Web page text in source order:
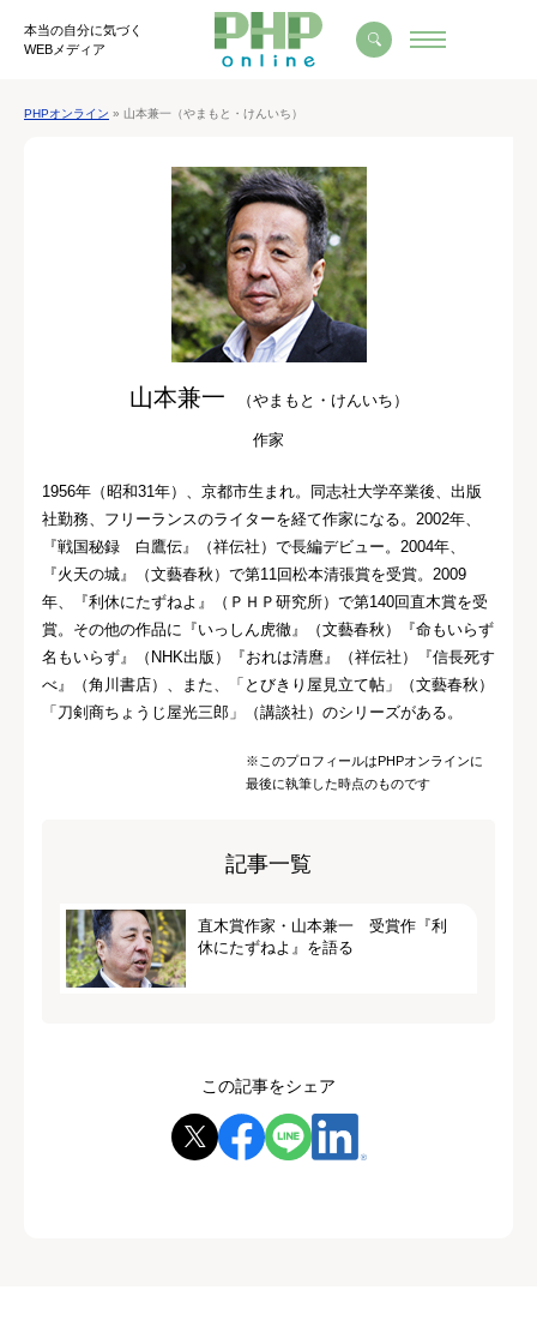
本当の自分に気づく
WEBメディア
PHPオンライン » 山本兼一（やまもと・けんいち）
山本兼一 （やまもと・けんいち）
作家
1956年（昭和31年）、京都市生まれ。同志社大学卒業後、出版
社勤務、フリーランスのライターを経て作家になる。2002年、
『戦国秘録 白鷹伝』（祥伝社）で長編デビュー。2004年、
『火天の城』（文藝春秋）で第11回松本清張賞を受賞。2009
年、『利休にたずねよ』（ＰＨＰ研究所）で第140回直木賞を受
賞。その他の作品に『いっしん虎徹』（文藝春秋）『命もいらず
名もいらず』（NHK出版）『おれは清麿』（祥伝社）『信長死す
べ』（角川書店）、また、「とびきり屋見立て帖」（文藝春秋）
「刀剣商ちょうじ屋光三郎」（講談社）のシリーズがある。
※このプロフィールはPHPオンラインに
最後に執筆した時点のものです
記事一覧
直木賞作家・山本兼一 受賞作『利
休にたずねよ』を語る
この記事をシェア